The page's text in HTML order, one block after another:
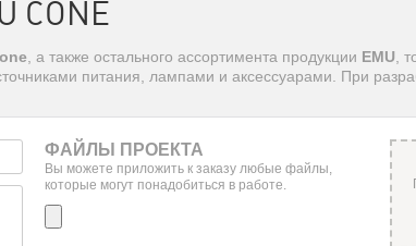
, а также остального ассортимента продукции EMU ,
питания, лампами и аксессуарами. При
ФАЙЛЫ ПРОЕКТА
Вы можете приложить к заказу любые файлы,
которые могут понадобиться в работе.